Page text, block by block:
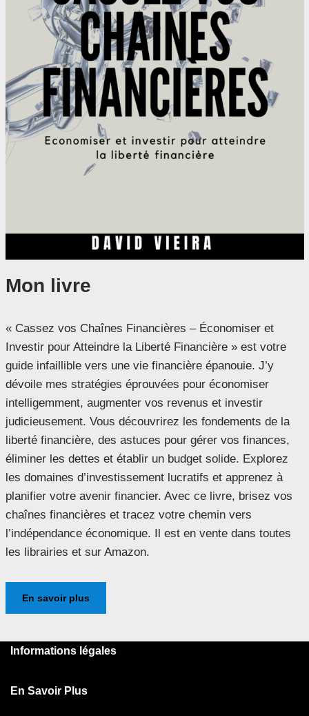
Mon livre
« Cassez vos Chaînes Financières – Économiser et
Investir pour Atteindre la Liberté Financière » est votre
guide infaillible vers une vie financière épanouie. J’y
dévoile mes stratégies éprouvées pour économiser
intelligemment, augmenter vos revenus et investir
judicieusement. Vous découvrirez les fondements de la
liberté financière, des astuces pour gérer vos finances,
éliminer les dettes et établir un budget solide. Explorez
les domaines d’investissement lucratifs et apprenez à
planifier votre avenir financier. Avec ce livre, brisez vos
chaînes financières et tracez votre chemin vers
l’indépendance économique. Il est en vente dans toutes
les librairies et sur Amazon.
En savoir plus
Informations légales
En Savoir Plus